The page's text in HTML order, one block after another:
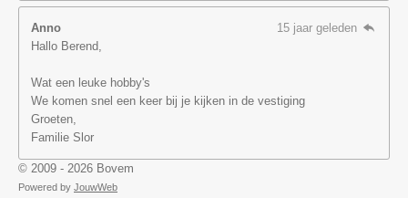
Anno
15 jaar geleden
Hallo Berend,
Wat een leuke hobby's
We komen snel een keer bij je kijken in de vestiging
Groeten,
Familie Slor
© 2009 - 2026 Bovem
Powered by JouwWeb